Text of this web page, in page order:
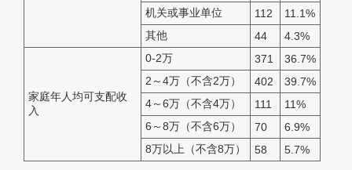
机关或事业单位
112
11.1%
其他
44 4.3%
家庭年人均可支配收
入
0-2万 371
36.7%
2～4万（不含2万）
402
39.7%
4～6万（不含4万）
111
11%
6～8万（不含6万）
70
6.9%
8万以上（不含8万）
58 5.7%